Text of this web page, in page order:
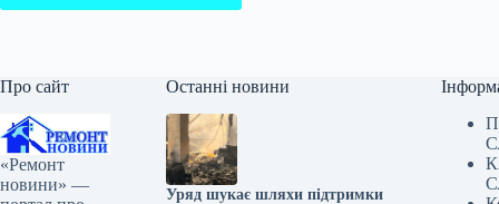
Про сайт
«Ремонт
новини» —
Останні новини
Уряд шукає шляхи підтримки